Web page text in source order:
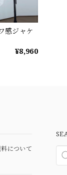
感ジャケ
¥8,960
について